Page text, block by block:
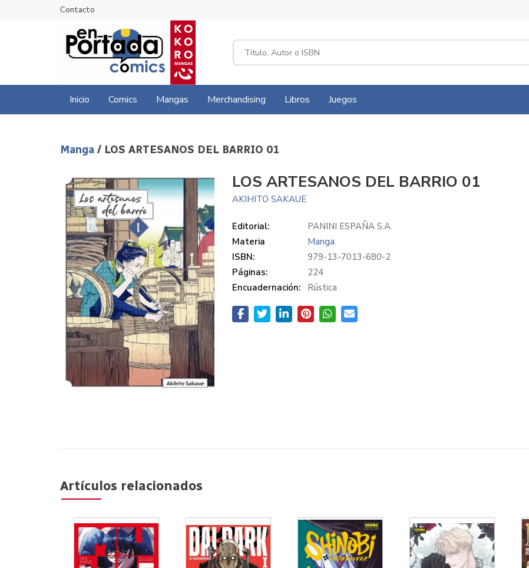
Contacto
Inicio Comics Mangas Merchandising Libros Juegos
Manga / LOS ARTESANOS DEL BARRIO 01
LOS ARTESANOS DEL BARRIO 01
AKIHITO SAKAUE
Editorial:
PANINI ESPAÑA S.A.
Materia
Manga
ISBN:
979-13-7013-680-2
Páginas:
224
Encuadernación:
Rústica
Artículos relacionados